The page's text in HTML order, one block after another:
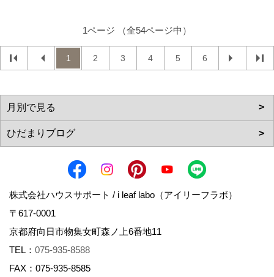
1ページ （全54ページ中）
1 2 3 4 5 6
株式会社ハウスサポート / i leaf labo（アイリーフラボ）
〒617-0001
京都府向日市物集女町森ノ上6番地11
TEL： 075-935-8588
FAX：075-935-8585